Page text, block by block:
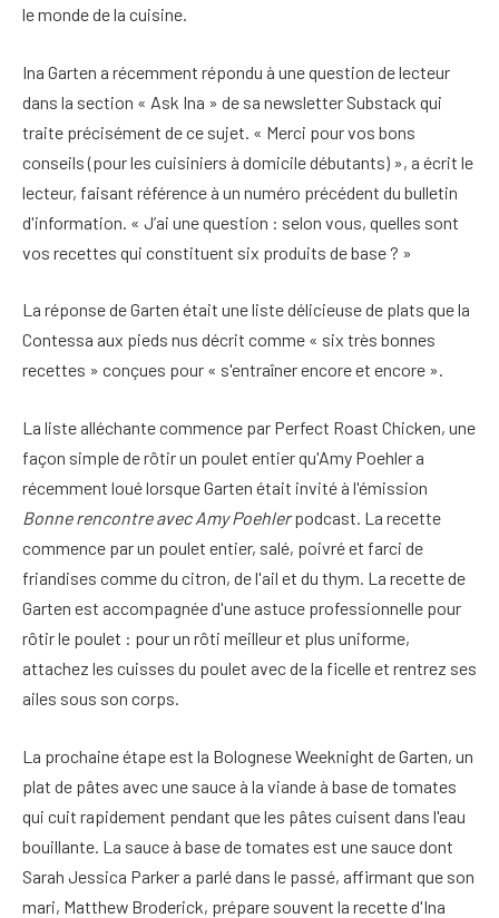
le monde de la cuisine.
Ina Garten a récemment répondu à une question de lecteur
dans la section « Ask Ina » de sa newsletter Substack qui
traite précisément de ce sujet. « Merci pour vos bons
conseils (pour les cuisiniers à domicile débutants) », a écrit le
lecteur, faisant référence à un numéro précédent du bulletin
d'information. « J’ai une question : selon vous, quelles sont
vos recettes qui constituent six produits de base ? »
La réponse de Garten était une liste délicieuse de plats que la
Contessa aux pieds nus décrit comme « six très bonnes
recettes » conçues pour « s'entraîner encore et encore ».
La liste alléchante commence par Perfect Roast Chicken, une
façon simple de rôtir un poulet entier qu'Amy Poehler a
récemment loué lorsque Garten était invité à l'émission
Bonne rencontre avec Amy Poehlerpodcast. La recette
commence par un poulet entier, salé, poivré et farci de
friandises comme du citron, de l'ail et du thym. La recette de
Garten est accompagnée d'une astuce professionnelle pour
rôtir le poulet : pour un rôti meilleur et plus uniforme,
attachez les cuisses du poulet avec de la ficelle et rentrez ses
ailes sous son corps.
La prochaine étape est la Bolognese Weeknight de Garten, un
plat de pâtes avec une sauce à la viande à base de tomates
qui cuit rapidement pendant que les pâtes cuisent dans l'eau
bouillante. La sauce à base de tomates est une sauce dont
Sarah Jessica Parker a parlé dans le passé, affirmant que son
mari, Matthew Broderick, prépare souvent la recette d'Ina